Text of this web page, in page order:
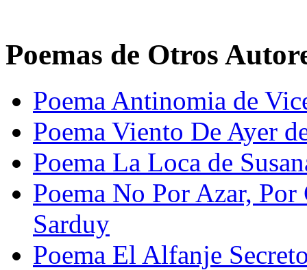
Poemas de Otros
Poema Antinomia de
Poema Viento De Ayer
Poema La Loca de
Poema No Por Azar,
Sarduy
Poema El Alfanje